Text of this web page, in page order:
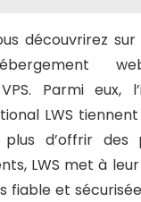
découvrirez
Parmi eux,
LWS
plus d’offrir des
LWS met à
fiable et